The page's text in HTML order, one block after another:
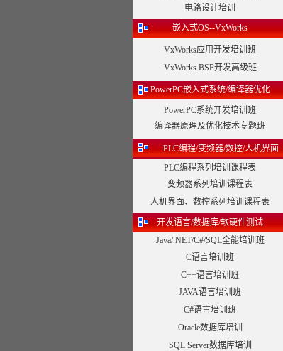
电路设计培训
嵌入式OS--VxWorks
VxWorks应用开发培训班
VxWorks BSP开发高级班
PowerPC嵌入式系统/编译器优化
PowerPC系统开发培训班
编译器原理及优化技术专题班
PLC编程/变频器/数控/人机界面
PLC编程系列培训课程表
变频器系列培训课程表
人机界面、数控系列培训课程表
开发语言/数据库/软硬件测试
Java/.NET/C#/SQL全能培训班
C语言培训班
C++语言培训班
JAVA语言培训班
C#语言培训班
Oracle数据库培训
SQL Server数据库培训